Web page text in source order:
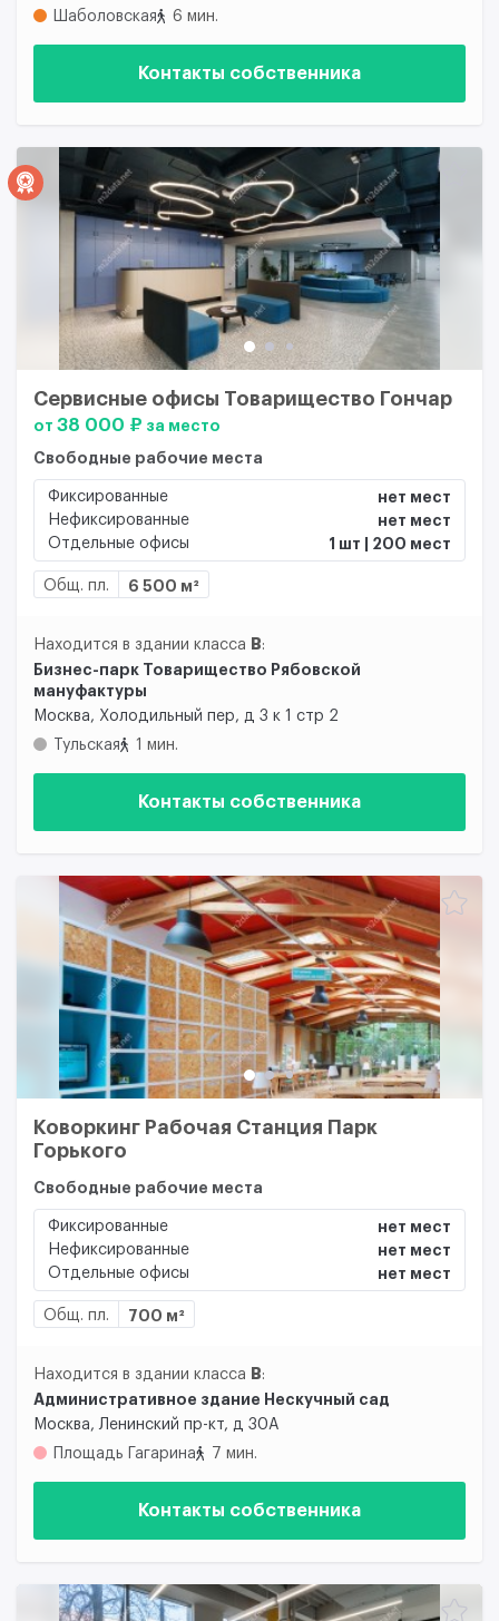
Шаболовская 6 мин.
Контакты собственника
Сервисные офисы Товарищество Гончар
от 38 000 ₽ за место
Свободные рабочие места
Фиксированные
нет мест
Нефиксированные
нет мест
Отдельные офисы
1 шт | 200 мест
Общ. пл. 6 500 м²
Находится в здании класса B:
Бизнес-парк Товарищество Рябовской
мануфактуры
Москва, Холодильный пер, д 3 к 1 стр 2
Тульская
1 мин.
Контакты собственника
Коворкинг Рабочая Станция Парк
Горького
Свободные рабочие места
Фиксированные
нет мест
Нефиксированные
нет мест
Отдельные офисы
нет мест
Общ. пл. 700 м²
Находится в здании класса B:
Административное здание Нескучный сад
Москва, Ленинский пр-кт, д 30А
Площадь Гагарина
7 мин.
Контакты собственника